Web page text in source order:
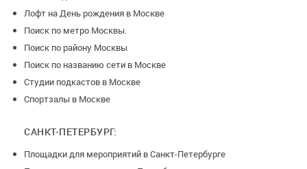
Лофт на День рождения в Москве
Поиск по метро Москвы.
Поиск по району Москвы
Поиск по названию сети в Москве
Студии подкастов в Москве
Спортзалы в Москве
САНКТ-ПЕТЕРБУРГ:
Площадки для мероприятий в Санкт-Петербурге